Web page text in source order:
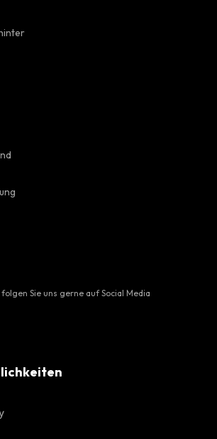
Sie uns gerne auf Social Media